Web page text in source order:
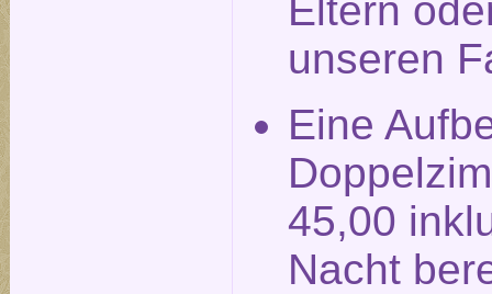
Eltern
unseren
Eine
45,00
Nacht